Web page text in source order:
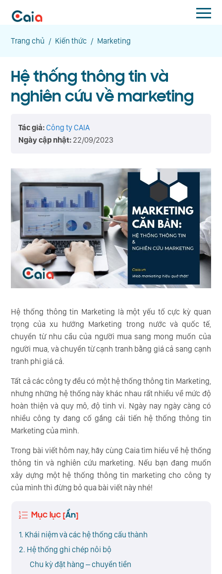
Trang chủ / Kiến thức / Marketing
Hệ thống thông tin và
nghiên cứu về marketing
Tác giả: Công ty CAIA
Ngày cập nhật: 22/09/2023
Hệ thống thông tin Marketing là một yếu tố cực kỳ quan
trọng của xu hướng Marketing trong nước và quốc tế,
chuyển từ nhu cầu của người mua sang mong muốn của
người mua, và chuyển từ cạnh tranh bằng giá cả sang cạnh
tranh phi giá cả.
Tất cả các công ty đều có một hệ thống thông tin Marketing,
nhưng những hệ thống này khác nhau rất nhiều về mức độ
hoàn thiện và quy mô, độ tinh vi. Ngày nay ngày càng có
nhiều công ty đang cố gắng cải tiến hệ thống thông tin
Marketing của mình.
Trong bài viết hôm nay, hãy cùng Caia tìm hiểu về hệ thống
thông tin và nghiên cứu marketing. Nếu bạn đang muốn
xây dựng một hệ thống thông tin marketing cho công ty
của mình thì đừng bỏ qua bài viết này nhé!
Mục lục [Ẩn]
1. Khái niệm và các hệ thống cấu thành
2. Hệ thống ghi chép nôi bộ
Chu kỳ đặt hàng – chuyển tiền